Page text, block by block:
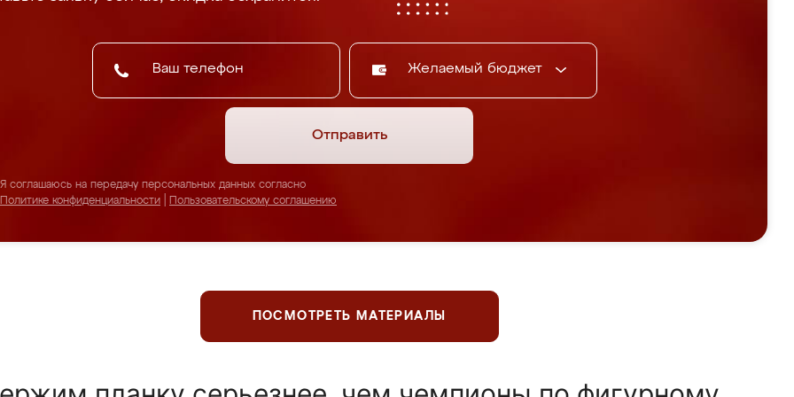
Желаемый бюджет
Отправить
Я соглашаюсь на передачу персональных данных согласно
Политике конфиденциальности
Пользовательскому соглашению
ПОСМОТРЕТЬ МАТЕРИАЛЫ